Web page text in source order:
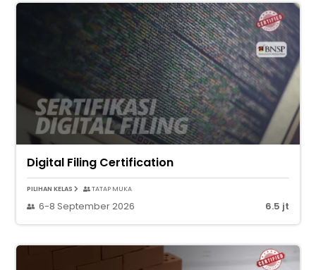
Digital Filing Certification
PILIHAN KELAS TATAP MUKA
6-8 September 2026 6.5 jt